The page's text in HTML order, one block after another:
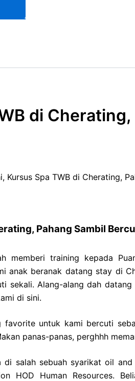
di Cherating,
Kursus Spa TWB di Cherating,
Pahang Sambil
memberi training kepada
anak beranak datang stay di
sekali. Alang-alang dah datang
di sini.
favorite untuk kami bercuti
panas-panas, perghhh
di salah sebuah syarikat oil
HOD Human Resources.